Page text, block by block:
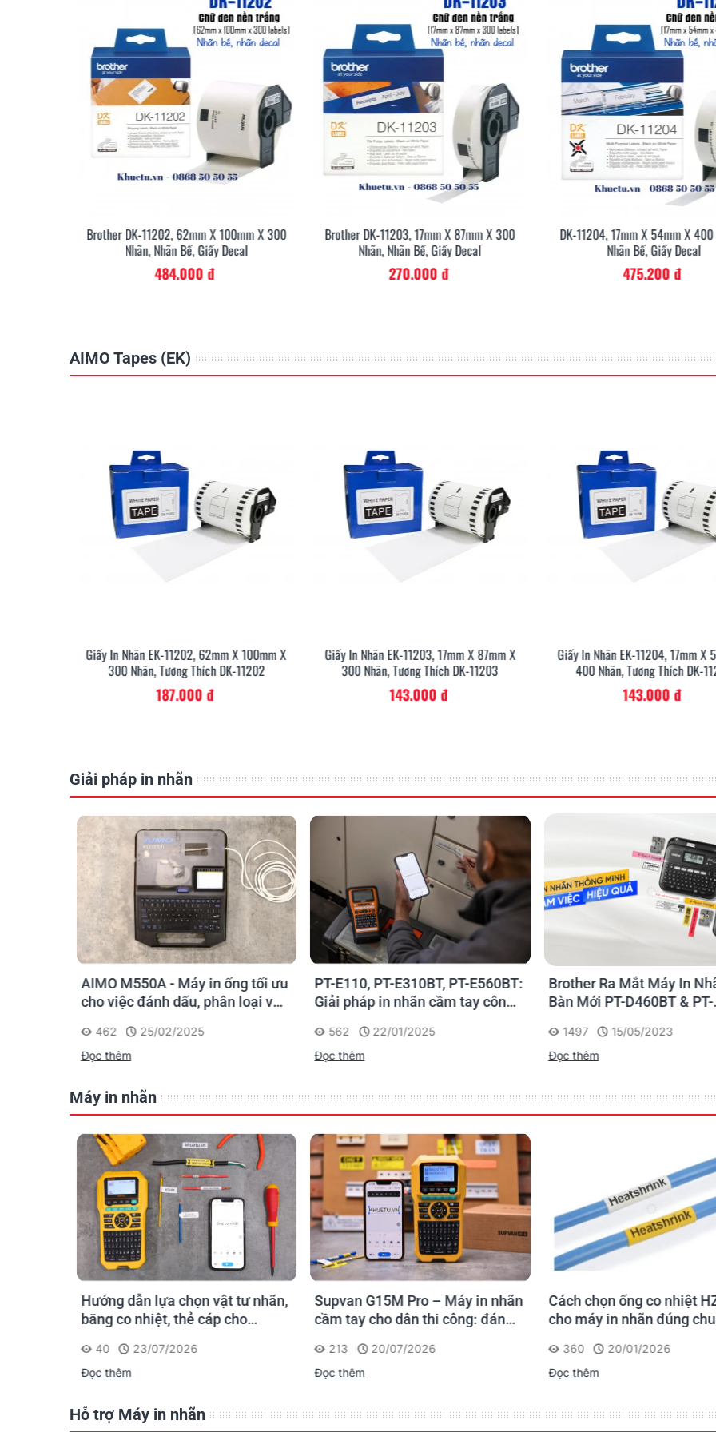
kho vận, bán lẻ, ngành công nghiệp thực phẩm hay giải pháp quản lý khách
chuyên nghiệp và dễ dàng
đỏ có sẵn kèm theo máy.
chọn các loại nhãn liên tục
Các ứng dụng bao gồm
nhãn kệ, nhãn vật tư trong
Thu hút sự chú ý ngay lập tức bằng các nhãn màu đỏ & đen nổi bật. Giải pháp
nhãn chỉ dẫn nổi bật trong nhà cho nhiều mục đích khác nhau. Ngoài ra, với
các nhãn in chất liệu film sẽ giúp nhãn tồn tại được lâu trong những môi trường
khắc nghiệt.
Các ứng dụng bao gồm nhãn chỉ dẫn tạm thời trong nhà, nhãn thẻ khách, nhãn
thiết bị văn phòng và nhãn nội thất văn phòng.
Bưu chính -
In và dán nhãn địa chỉ chỉ
bật đỏ & đen sẽ giúp bạn xử
nải trong giao hàng.
Các ứng dụng bao gồm nhãn
vạch cho hàng hóa, pallet và
tạm thời trong nhà.
Brother DK-11202, 62mm X 100mm X 300
Nhãn, Nhãn Bế, Giấy Decal
484.000 đ
Brother DK-11203, 17mm X 87mm X 300
Nhãn, Nhãn Bế, Giấy Decal
270.000 đ
DK-11204, 17mm X 54mm X 400
Nhãn Bế, Giấy Decal
475.200 đ
AIMO Tapes (EK)
Giấy In Nhãn EK-11202, 62mm X 100mm X
300 Nhãn, Tương Thích DK-11202
187.000 đ
Giấy In Nhãn EK-11203, 17mm X 87mm X
300 Nhãn, Tương Thích DK-11203
143.000 đ
Giấy In Nhãn EK-11204, 17mm X
400 Nhãn, Tương Thích DK-
143.000 đ
Giải pháp in nhãn
AIMO M550A - Máy in ống tối ưu
cho việc đánh dấu, phân loại và
462
25/02/2025
Đọc thêm
PT-E110, PT-E310BT, PT-E560BT:
Giải pháp in nhãn cầm tay công
562
22/01/2025
Đọc thêm
Brother Ra Mắt Máy In
Bàn Mới PT-D460BT & PT-
Cho Dân Văn Phòng
1497
15/05/2023
Đọc thêm
Máy in nhãn
Hướng dẫn lựa chọn vật tư nhãn,
băng co nhiệt, thẻ cáp cho
40
23/07/2026
Đọc thêm
Supvan G15M Pro – Máy in nhãn
cầm tay cho dân thi công: đánh
công trình
213
20/07/2026
Đọc thêm
Cách chọn ống co nhiệt
cho máy in nhãn đúng
360
20/01/2026
Đọc thêm
Hỗ trợ Máy in nhãn